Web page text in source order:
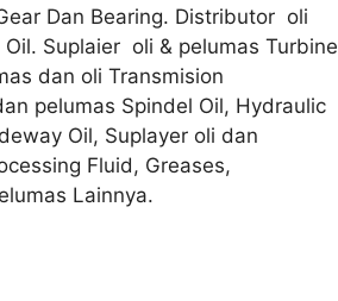
Dan Bearing. Distributor oli
Suplaier oli & pelumas Turbine
dan oli Transmision
pelumas Spindel Oil, Hydraulic
Oil, Suplayer oli dan
Fluid, Greases,
Lainnya.